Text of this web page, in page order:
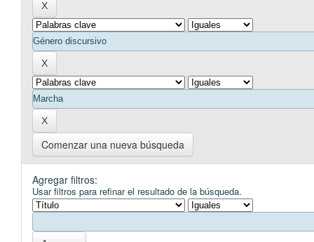
Comenzar una nueva búsqueda
Agregar filtros:
Usar filtros para refinar el resultado de la búsqueda.